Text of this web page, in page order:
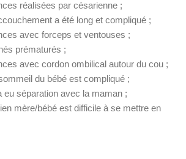
réalisées par césarienne ;
a été long et compliqué ;
avec forceps et ventouses ;
prématurés ;
avec cordon ombilical autour du cou ;
du bébé est compliqué ;
eu séparation avec la maman ;
mère/bébé est difficile à se mettre en